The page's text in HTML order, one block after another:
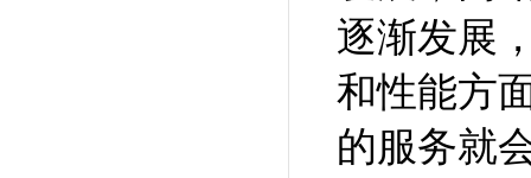
逐渐发展
和性能方
的服务就